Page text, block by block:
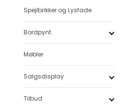
Spejlbrikker og Lysfade
Bordpynt
Møbler
Salgsdisplay
Tilbud